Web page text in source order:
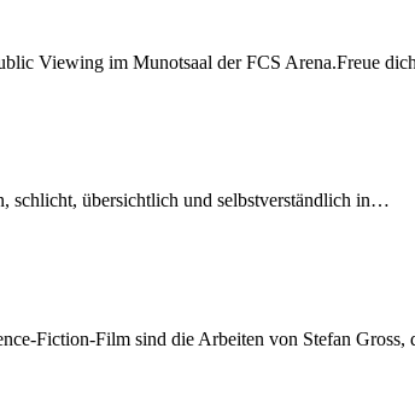
Viewing im Munotsaal der FCS Arena.Freue
schlicht, übersichtlich und selbstverständlich in…
Fiction-Film sind die Arbeiten von Stefan